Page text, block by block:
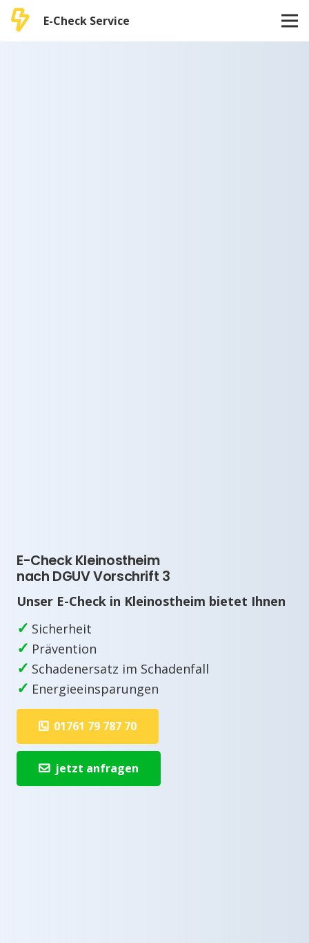
E-Check Service
E-Check Kleinostheim
nach DGUV Vorschrift 3
Unser E-Check in Kleinostheim bietet Ihnen
✓ Sicherheit
✓ Prävention
✓ Schadenersatz im Schadenfall
✓ Energieeinsparungen
01761 79 787 70
jetzt anfragen